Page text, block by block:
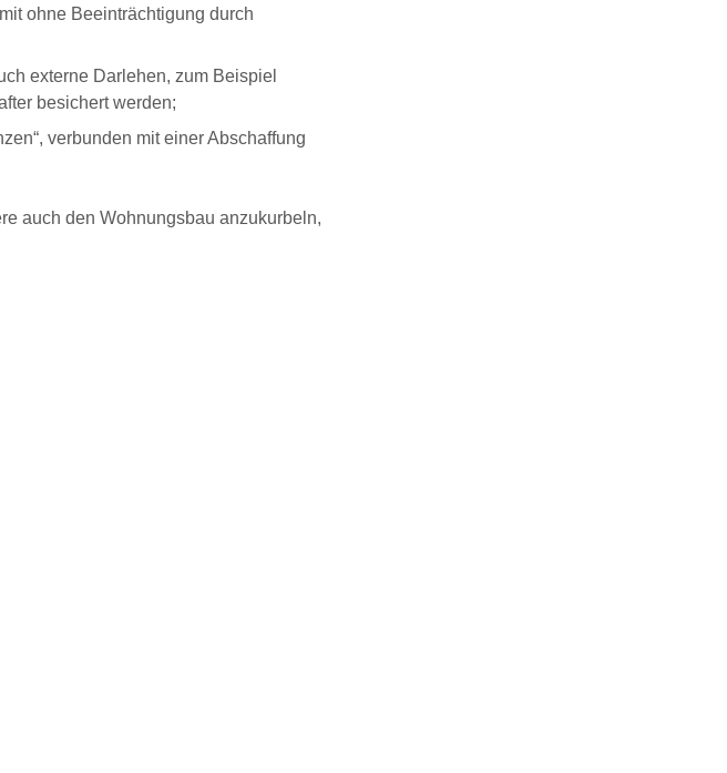
ohne Beeinträchtigung durch
externe Darlehen, zum Beispiel
besichert werden;
verbunden mit einer Abschaffung
auch den Wohnungsbau anzukurbeln,